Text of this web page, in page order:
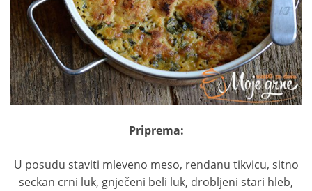
Priprema:
U posudu staviti mleveno meso, rendanu tikvicu, sitno
seckan crni luk, gnječeni beli luk, drobljeni stari hleb,